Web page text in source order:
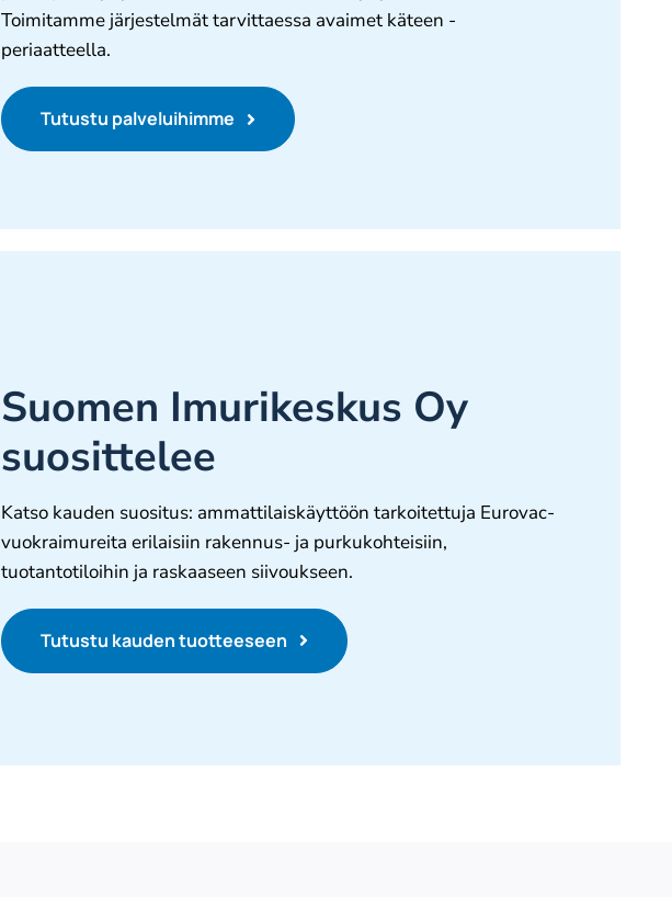
Toimitamme järjestelmät tarvittaessa avaimet käteen -
periaatteella.
Tutustu palveluihimme
Suomen Imurikeskus Oy
suosittelee
Katso kauden suositus: ammattilaiskäyttöön tarkoitettuja Eurovac-
vuokraimureita erilaisiin rakennus- ja purkukohteisiin,
tuotantotiloihin ja raskaaseen siivoukseen.
Tutustu kauden tuotteeseen